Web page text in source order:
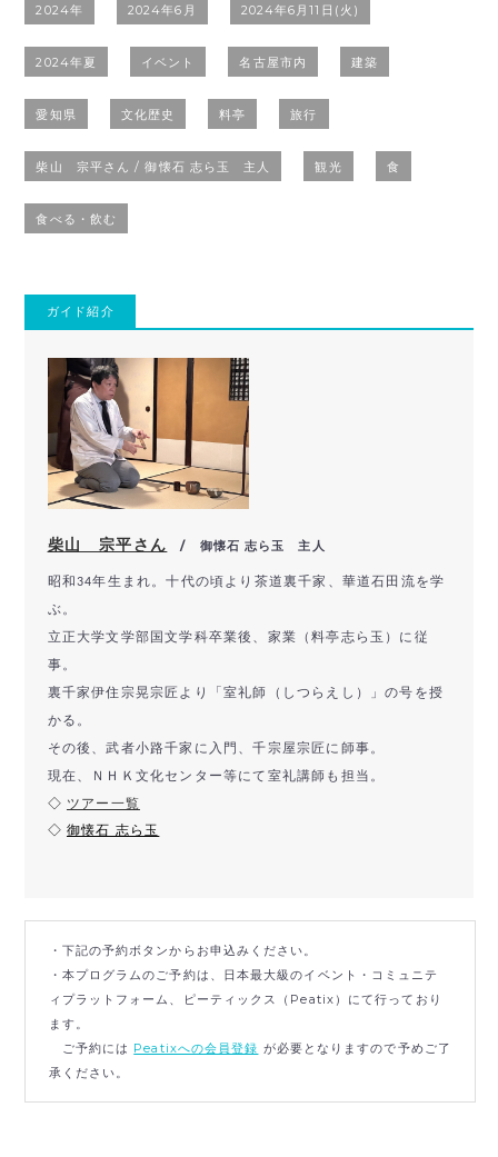
2024年 2024年6月 2024年6月11日(火)
2024年夏 イベント 名古屋市内 建築
愛知県 文化歴史 料亭 旅行
柴山 宗平さん / 御懐石 志ら玉 主人 観光 食
食べる・飲む
ガイド紹介
柴山 宗平さん / 御懐石 志ら玉 主人
昭和34年生まれ。十代の頃より茶道裏千家、華道石田流を学
ぶ。
立正大学文学部国文学科卒業後、家業（料亭志ら玉）に従
事。
裏千家伊住宗晃宗匠より「室礼師（しつらえし）」の号を授
かる。
その後、武者小路千家に入門、千宗屋宗匠に師事。
現在、ＮＨＫ文化センター等にて室礼講師も担当。
◇ ツアー一覧
◇ 御懐石 志ら玉
・下記の予約ボタンからお申込みください。
・本プログラムのご予約は、日本最大級のイベント・コミュニテ
ィプラットフォーム、ピーティックス（Peatix）にて行っており
ます。
ご予約には Peatixへの会員登録 が必要となりますので予めご了
承ください。